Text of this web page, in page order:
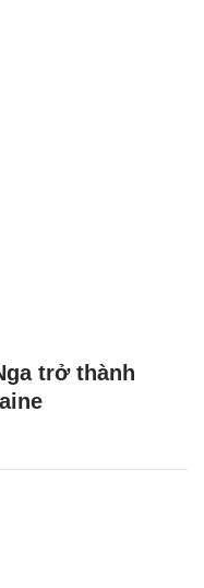
trở thành